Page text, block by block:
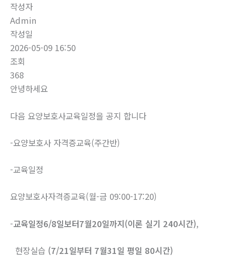
작성자
Admin
작성일
2026-05-09 16:50
조회
368
안녕하세요
다음 요양보호사교육일정을 공지 합니다
-요양보호사 자격증교육(주간반)
-교육일정
요양보호사자격증교육(월-금 09:00-17:20)
-교육일정6/8일보터7월20일까지(이론 실기 240시간),
현장실습 (7/21일부터 7월31일 평일 80시간)